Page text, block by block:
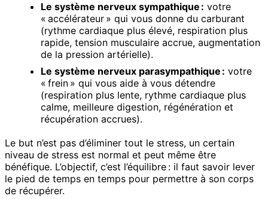
Le système nerveux sympathique : votre
« accélérateur » qui vous donne du carburant
(rythme cardiaque plus élevé, respiration plus
rapide, tension musculaire accrue, augmentation
de la pression artérielle).
Le système nerveux parasympathique : votre
« frein » qui vous aide à vous détendre
(respiration plus lente, rythme cardiaque plus
calme, meilleure digestion, régénération et
récupération accrues).
Le but n’est pas d’éliminer tout le stress, un certain
niveau de stress est normal et peut même être
bénéfique. L’objectif, c’est l’équilibre : il faut savoir lever
le pied de temps en temps pour permettre à son corps
de récupérer.